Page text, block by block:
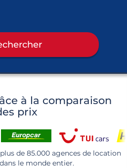
à la comparaison
prix
de 85.000 agences de location
le monde entier.